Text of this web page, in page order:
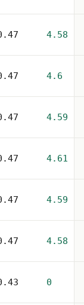
4.58
4.6
4.59
4.61
4.59
4.58
0